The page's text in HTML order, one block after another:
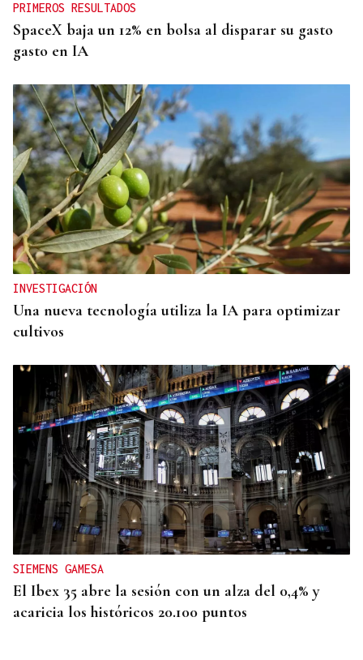
PRIMEROS RESULTADOS
SpaceX baja un 12% en bolsa al disparar su gasto
gasto en IA
INVESTIGACIÓN
Una nueva tecnología utiliza la IA para optimizar
cultivos
SIEMENS GAMESA
El Ibex 35 abre la sesión con un alza del 0,4% y
acaricia los históricos 20.100 puntos